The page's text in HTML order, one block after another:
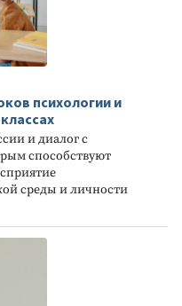
психологии и
и диалог с
способствуют
среды и личности